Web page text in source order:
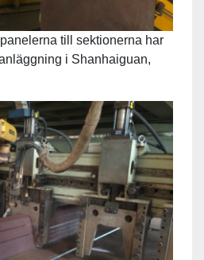
till sektionerna har
i Shanhaiguan,